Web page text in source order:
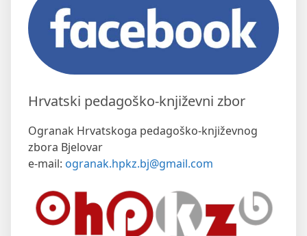
Hrvatski pedagoško-književni zbor
Ogranak Hrvatskoga pedagoško-književnog
zbora Bjelovar
e-mail: ogranak.hpkz.bj@gmail.com